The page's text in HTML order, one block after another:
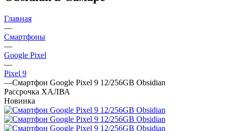
Главная
—
Смартфоны
—
Google Pixel
—
Pixel 9
—Смартфон Google Pixel 9 12/256GB Obsidian
Рассрочка ХАЛВА
Новинка